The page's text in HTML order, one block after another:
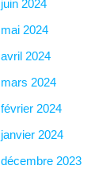
juin 2024
mai 2024
avril 2024
mars 2024
février 2024
janvier 2024
décembre 2023